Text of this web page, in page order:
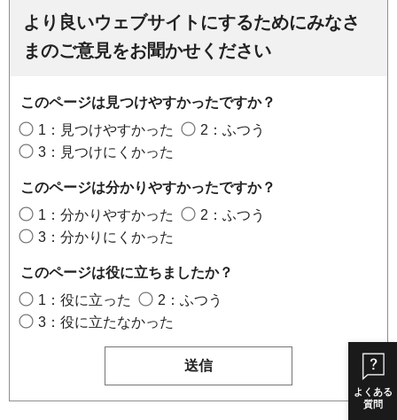
よくある
質問
より良いウェブサイトにするためにみなさ
まのご意見をお聞かせください
このページは見つけやすかったですか？
1：見つけやすかった
2：ふつう
3：見つけにくかった
このページは分かりやすかったですか？
1：分かりやすかった
2：ふつう
3：分かりにくかった
このページは役に立ちましたか？
1：役に立った
2：ふつう
3：役に立たなかった